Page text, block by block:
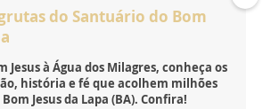
do Santuário do Bom
Jesus à Água dos Milagres, conheça os
história e fé que acolhem milhões
Jesus da Lapa (BA). Confira!